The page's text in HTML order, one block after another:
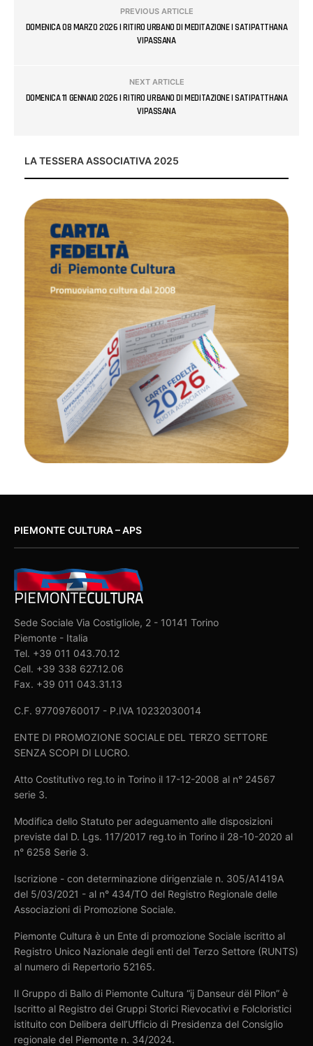
PREVIOUS ARTICLE
DOMENICA 08 MARZO 2026 | RITIRO URBANO DI MEDITAZIONE | SATIPATTHANA
VIPASSANA
NEXT ARTICLE
DOMENICA 11 GENNAIO 2026 | RITIRO URBANO DI MEDITAZIONE | SATIPATTHANA
VIPASSANA
LA TESSERA ASSOCIATIVA 2025
PIEMONTE CULTURA – APS
Sede Sociale Via Costigliole, 2 - 10141 Torino
Piemonte - Italia
Tel. +39 011 043.70.12
Cell. +39 338 627.12.06
Fax. +39 011 043.31.13
C.F. 97709760017 - P.IVA 10232030014
ENTE DI PROMOZIONE SOCIALE DEL TERZO SETTORE
SENZA SCOPI DI LUCRO.
Atto Costitutivo reg.to in Torino il 17-12-2008 al n° 24567
serie 3.
Modifica dello Statuto per adeguamento alle disposizioni
previste dal D. Lgs. 117/2017 reg.to in Torino il 28-10-2020 al
n° 6258 Serie 3.
Iscrizione - con determinazione dirigenziale n. 305/A1419A
del 5/03/2021 - al n° 434/TO del Registro Regionale delle
Associazioni di Promozione Sociale.
Piemonte Cultura è un Ente di promozione Sociale iscritto al
Registro Unico Nazionale degli enti del Terzo Settore (RUNTS)
al numero di Repertorio 52165.
Il Gruppo di Ballo di Piemonte Cultura “ij Danseur dël Pilon” è
Iscritto al Registro dei Gruppi Storici Rievocativi e Folcloristici
istituito con Delibera dell’Ufficio di Presidenza del Consiglio
regionale del Piemonte n. 34/2024.